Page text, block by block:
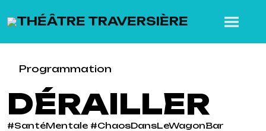
Programmation
DÉRAILLER
#SantéMentale #ChaosDansLeWagonBar